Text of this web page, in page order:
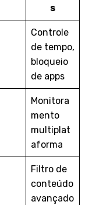
s
Controle
de tempo,
bloqueio
de apps
Monitora
mento
multiplat
aforma
Filtro de
conteúdo
avançado